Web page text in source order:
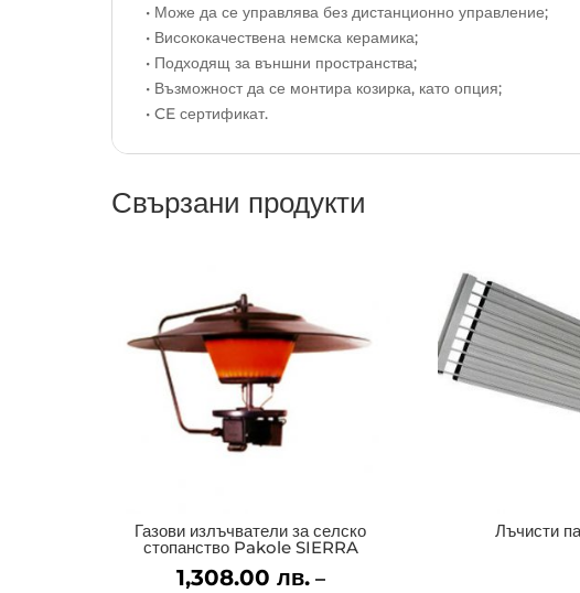
• Може да се управлява без дистанционно управление;
• Висококачествена немска керамика;
• Подходящ за външни пространства;
• Възможност да се монтира козирка, като опция;
• CE сертификат.
Свързани продукти
Газови излъчватели за селско
стопанство Pakole SIERRA
1,308.00 лв. –
Лъчисти